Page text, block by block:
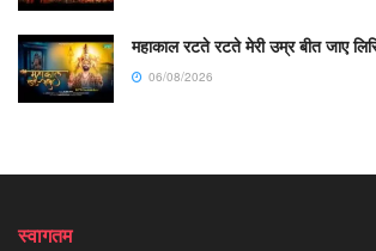
महाकाल रटते रटते मेरी उम्र बीत जाए
06/08/2026
स्वागतम